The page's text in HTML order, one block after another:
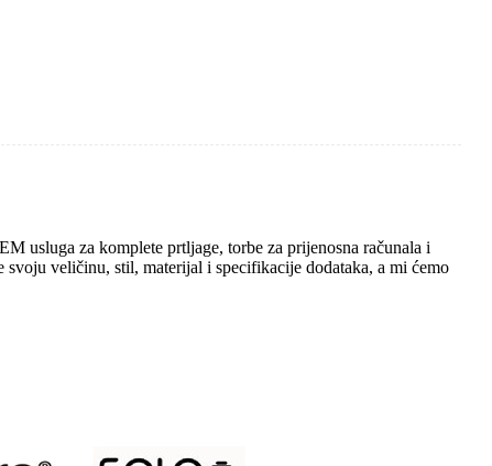
usluga za komplete prtljage, torbe za prijenosna računala i
veličinu, stil, materijal i specifikacije dodataka, a mi ćemo